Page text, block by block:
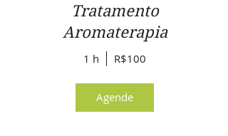
Tratamento
Aromaterapia
1 h R$100
Agende